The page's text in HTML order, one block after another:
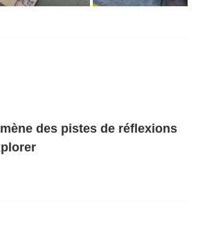
des pistes de réflexions